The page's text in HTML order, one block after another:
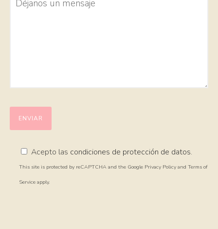
Acepto las condiciones de protección de datos.
This site is protected by reCAPTCHA and the Google Privacy Policy and Terms of
Service apply.